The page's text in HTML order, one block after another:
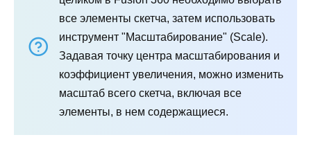
все элементы скетча, затем использовать
инструмент "Масштабирование" (Scale).
Задавая точку центра масштабирования и
коэффициент увеличения, можно изменить
масштаб всего скетча, включая все
элементы, в нем содержащиеся.